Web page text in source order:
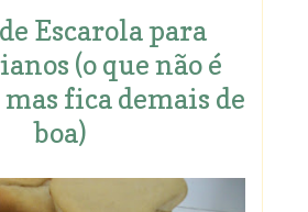
Escarola para
(o que não é
mas fica demais de
boa)